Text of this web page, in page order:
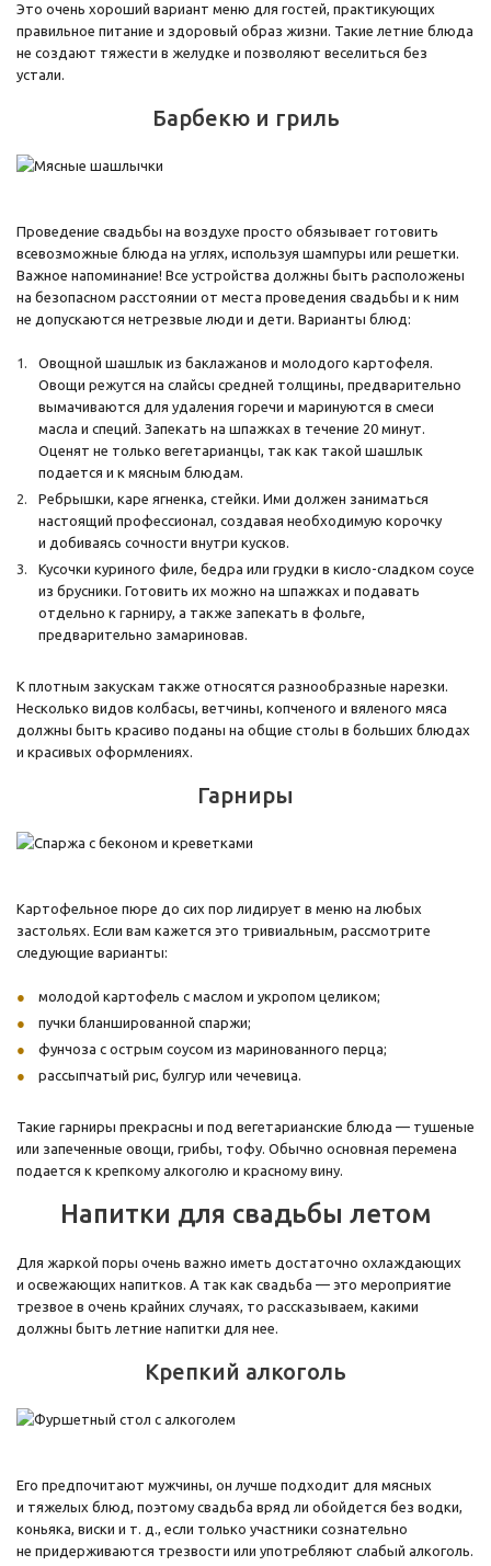
Это очень хороший вариант меню для гостей, практикующих
правильное питание и здоровый образ жизни. Такие летние блюда
не создают тяжести в желудке и позволяют веселиться без
устали.
Барбекю и гриль
Проведение свадьбы на воздухе просто обязывает готовить
всевозможные блюда на углях, используя шампуры или решетки.
Важное напоминание! Все устройства должны быть расположены
на безопасном расстоянии от места проведения свадьбы и к ним
не допускаются нетрезвые люди и дети. Варианты блюд:
Овощной шашлык из баклажанов и молодого картофеля.
Овощи режутся на слайсы средней толщины, предварительно
вымачиваются для удаления горечи и маринуются в смеси
масла и специй. Запекать на шпажках в течение 20 минут.
Оценят не только вегетарианцы, так как такой шашлык
подается и к мясным блюдам.
Ребрышки, каре ягненка, стейки. Ими должен заниматься
настоящий профессионал, создавая необходимую корочку
и добиваясь сочности внутри кусков.
Кусочки куриного филе, бедра или грудки в кисло-сладком соусе
из брусники. Готовить их можно на шпажках и подавать
отдельно к гарниру, а также запекать в фольге,
предварительно замариновав.
К плотным закускам также относятся разнообразные нарезки.
Несколько видов колбасы, ветчины, копченого и вяленого мяса
должны быть красиво поданы на общие столы в больших блюдах
и красивых оформлениях.
Гарниры
Картофельное пюре до сих пор лидирует в меню на любых
застольях. Если вам кажется это тривиальным, рассмотрите
следующие варианты:
молодой картофель с маслом и укропом целиком;
пучки бланшированной спаржи;
фунчоза с острым соусом из маринованного перца;
рассыпчатый рис, булгур или чечевица.
Такие гарниры прекрасны и под вегетарианские блюда — тушеные
или запеченные овощи, грибы, тофу. Обычно основная перемена
подается к крепкому алкоголю и красному вину.
Напитки для свадьбы летом
Для жаркой поры очень важно иметь достаточно охлаждающих
и освежающих напитков. А так как свадьба — это мероприятие
трезвое в очень крайних случаях, то рассказываем, какими
должны быть летние напитки для нее.
Крепкий алкоголь
Его предпочитают мужчины, он лучше подходит для мясных
и тяжелых блюд, поэтому свадьба вряд ли обойдется без водки,
коньяка, виски и т. д., если только участники сознательно
не придерживаются трезвости или употребляют слабый алкоголь.